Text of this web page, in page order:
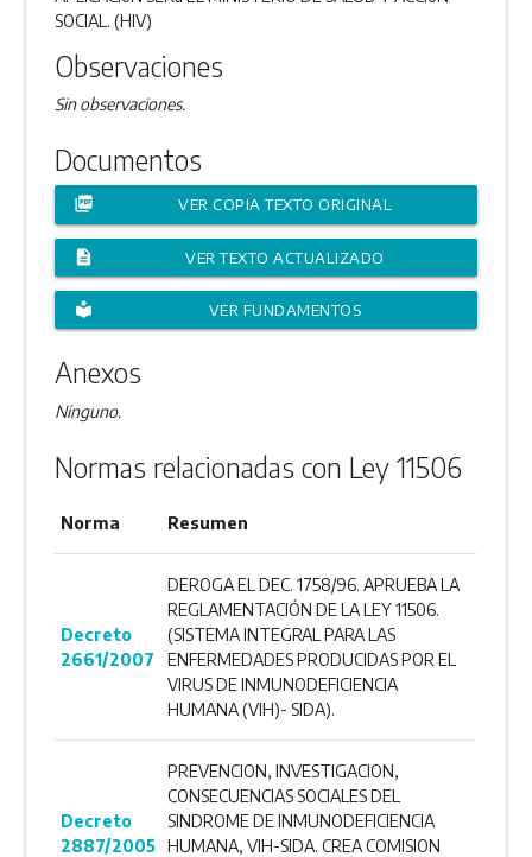
SOCIAL. (HIV)
Observaciones
Sin observaciones.
Documentos
picture_as_pdf VER COPIA TEXTO ORIGINAL
description VER TEXTO ACTUALIZADO
local_library VER FUNDAMENTOS
Anexos
Ninguno.
Normas relacionadas con Ley 11506
Norma Resumen
Decreto
2661/2007
DEROGA EL DEC. 1758/96. APRUEBA LA
REGLAMENTACIÓN DE LA LEY 11506.
(SISTEMA INTEGRAL PARA LAS
ENFERMEDADES PRODUCIDAS POR EL
VIRUS DE INMUNODEFICIENCIA
HUMANA (VIH)- SIDA).
Decreto
2887/2005
PREVENCION, INVESTIGACION,
CONSECUENCIAS SOCIALES DEL
SINDROME DE INMUNODEFICIENCIA
HUMANA, VIH-SIDA. CREA COMISION